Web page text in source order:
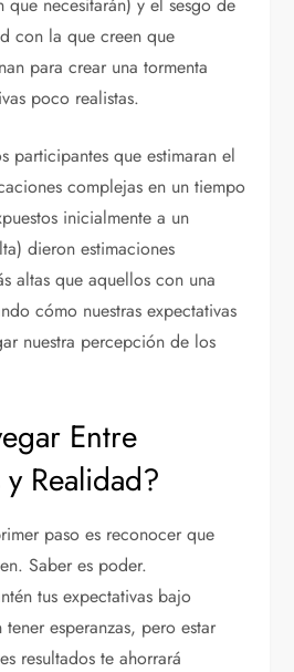
con la que creen que
para crear una tormenta
poco realistas.
participantes que estimaran el
complejas en un tiempo
inicialmente a un
dieron estimaciones
altas que aquellos con una
cómo nuestras expectativas
nuestra percepción de los
Entre
y Realidad?
paso es reconocer que
Saber es poder.
tus expectativas bajo
esperanzas, pero estar
resultados te ahorrará